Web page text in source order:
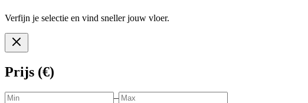
Verfijn je selectie en vind sneller jouw vloer.
Prijs (€)
–